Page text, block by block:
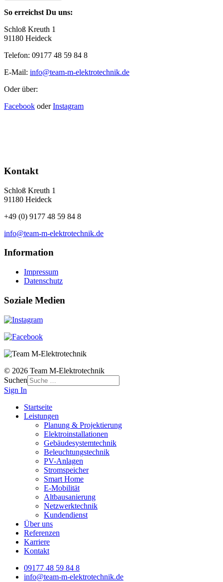
So erreichst Du uns:
Schloß Kreuth 1
91180 Heideck
Telefon: 09177 48 59 84 8
E-Mail: info@team-m-elektrotechnik.de
Oder über:
Facebook oderInstagram
Kontakt
Schloß Kreuth 1
91180 Heideck
+49 (0) 9177 48 59 84 8
info@team-m-elektrotechnik.de
Information
Impressum
Datenschutz
Soziale Medien
© 2026 Team M-Elektrotechnik
Suchen
Sign In
Startseite
Leistungen
Planung & Projektierung
Elektroinstallationen
Gebäudesystemtechnik
Beleuchtungstechnik
PV-Anlagen
Stromspeicher
Smart Home
E-Mobilität
Altbausanierung
Netzwerktechnik
Kundendienst
Über uns
Referenzen
Karriere
Kontakt
09177 48 59 84 8
info@team-m-elektrotechnik.de